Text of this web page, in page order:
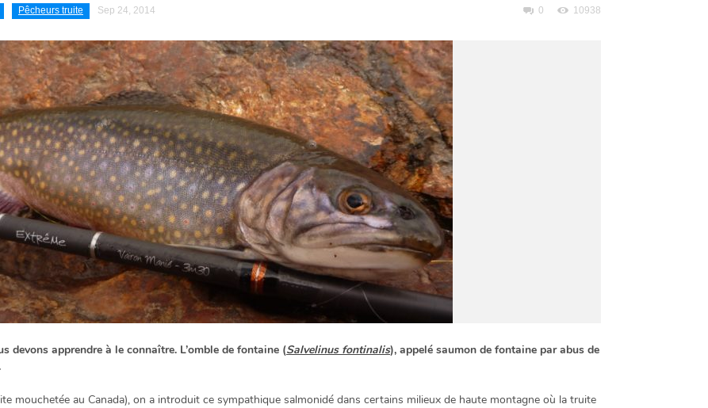
Pêcheurs truite Sep 24, 2014 0 10938
devons apprendre à le connaître. L’omble de fontaine (Salvelinus fontinalis), appelé saumon de fontaine par abus de
mouchetée au Canada), on a introduit ce sympathique salmonidé dans certains milieux de haute montagne où la truite